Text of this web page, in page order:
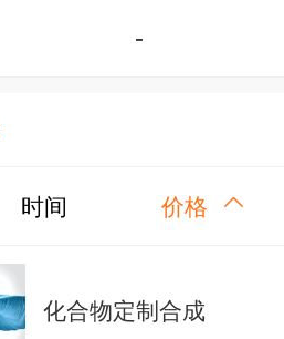
-
时间 价格
化合物定制合成